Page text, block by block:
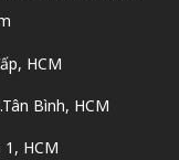
HCM
Bình, HCM
HCM